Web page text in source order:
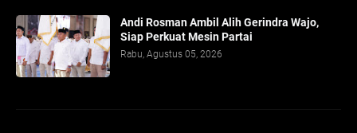
Andi Rosman Ambil Alih Gerindra Wajo,
Siap Perkuat Mesin Partai
Rabu, Agustus 05, 2026